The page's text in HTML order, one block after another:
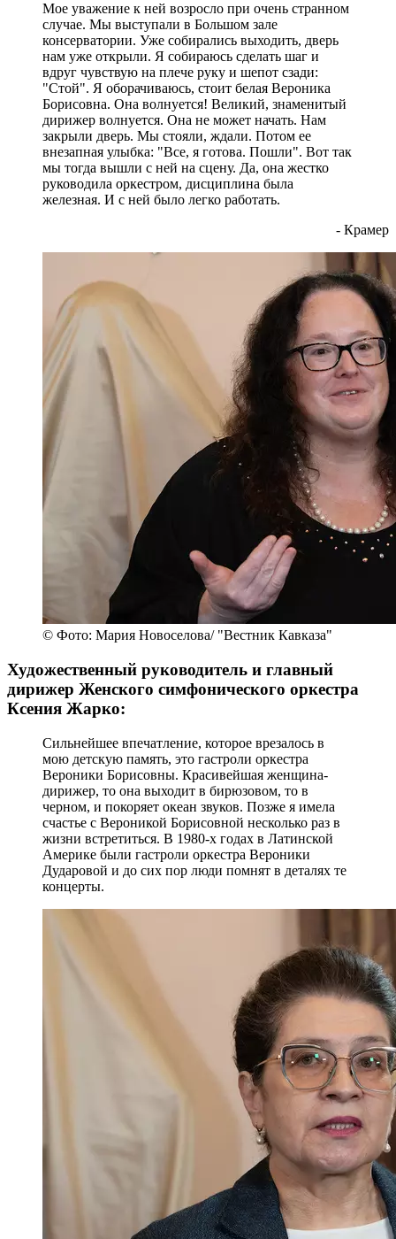
Мое уважение к ней возросло при очень странном
случае. Мы выступали в Большом зале
консерватории. Уже собирались выходить, дверь
нам уже открыли. Я собираюсь сделать шаг и
вдруг чувствую на плече руку и шепот сзади:
"Стой". Я оборачиваюсь, стоит белая Вероника
Борисовна. Она волнуется! Великий, знаменитый
дирижер волнуется. Она не может начать. Нам
закрыли дверь. Мы стояли, ждали. Потом ее
внезапная улыбка: "Все, я готова. Пошли". Вот так
мы тогда вышли с ней на сцену. Да, она жестко
руководила оркестром, дисциплина была
железная. И с ней было легко работать.
- Крамер
© Фото: Мария Новоселова/ "Вестник Кавказа"
Художественный руководитель и главный
дирижер Женского симфонического оркестра
Ксения Жарко:
Сильнейшее впечатление, которое врезалось в
мою детскую память, это гастроли оркестра
Вероники Борисовны. Красивейшая женщина-
дирижер, то она выходит в бирюзовом, то в
черном, и покоряет океан звуков. Позже я имела
счастье с Вероникой Борисовной несколько раз в
жизни встретиться. В 1980-х годах в Латинской
Америке были гастроли оркестра Вероники
Дударовой и до сих пор люди помнят в деталях те
концерты.